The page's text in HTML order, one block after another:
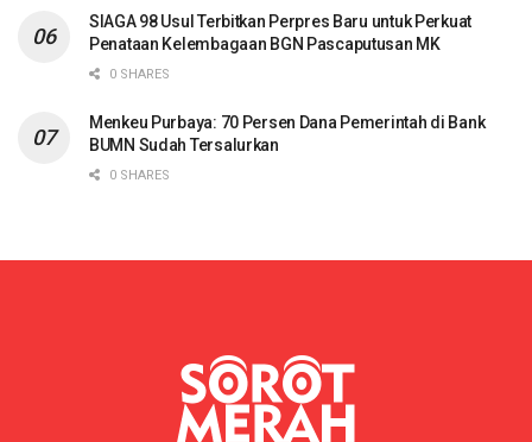
SIAGA 98 Usul Terbitkan Perpres Baru untuk Perkuat
Penataan Kelembagaan BGN Pascaputusan MK
0 SHARES
Menkeu Purbaya: 70 Persen Dana Pemerintah di Bank
BUMN Sudah Tersalurkan
0 SHARES